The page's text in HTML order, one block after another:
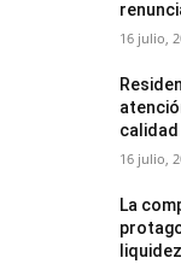
16 julio,
calidad
16 julio,
La